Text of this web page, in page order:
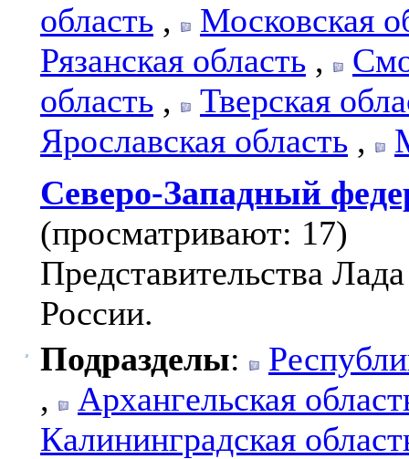
область ,
Московская
Рязанская область ,
область ,
Тверская
Ярославская область ,
Северо-Западный
(просматривают: 17)
Представительства
России.
Подразделы:
,
Архангельская
Калининградская